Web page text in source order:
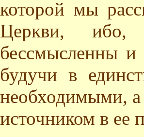
которой мы
Церкви, ибо,
бессмысленны и
будучи в
необходимыми,
источником в ее